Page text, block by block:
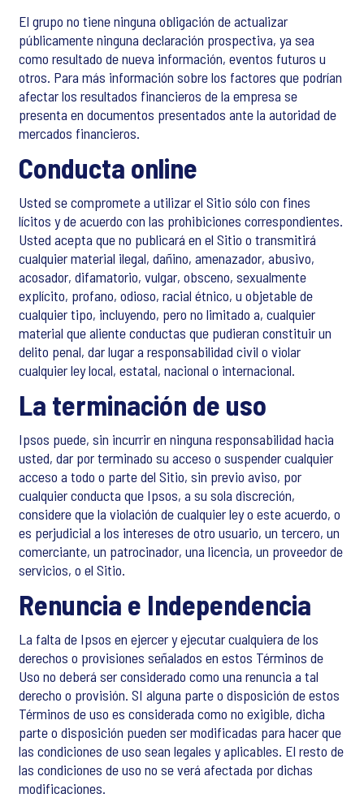
El grupo no tiene ninguna obligación de actualizar
públicamente ninguna declaración prospectiva, ya sea
como resultado de nueva información, eventos futuros u
otros. Para más información sobre los factores que podrían
afectar los resultados financieros de la empresa se
presenta en documentos presentados ante la autoridad de
mercados financieros.
Conducta online
Usted se compromete a utilizar el Sitio sólo con fines
lícitos y de acuerdo con las prohibiciones correspondientes.
Usted acepta que no publicará en el Sitio o transmitirá
cualquier material ilegal, dañino, amenazador, abusivo,
acosador, difamatorio, vulgar, obsceno, sexualmente
explícito, profano, odioso, racial étnico, u objetable de
cualquier tipo, incluyendo, pero no limitado a, cualquier
material que aliente conductas que pudieran constituir un
delito penal, dar lugar a responsabilidad civil o violar
cualquier ley local, estatal, nacional o internacional.
La terminación de uso
Ipsos puede, sin incurrir en ninguna responsabilidad hacia
usted, dar por terminado su acceso o suspender cualquier
acceso a todo o parte del Sitio, sin previo aviso, por
cualquier conducta que Ipsos, a su sola discreción,
considere que la violación de cualquier ley o este acuerdo, o
es perjudicial a los intereses de otro usuario, un tercero, un
comerciante, un patrocinador, una licencia, un proveedor de
servicios, o el Sitio.
Renuncia e Independencia
La falta de Ipsos en ejercer y ejecutar cualquiera de los
derechos o provisiones señalados en estos Términos de
Uso no deberá ser considerado como una renuncia a tal
derecho o provisión. SI alguna parte o disposición de estos
Términos de uso es considerada como no exigible, dicha
parte o disposición pueden ser modificadas para hacer que
las condiciones de uso sean legales y aplicables. El resto de
las condiciones de uso no se verá afectada por dichas
modificaciones.